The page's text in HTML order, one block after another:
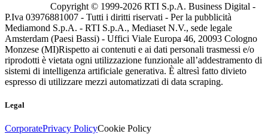
Copyright © 1999-2026 RTI S.p.A. Business Digital -
P.Iva 03976881007 - Tutti i diritti riservati - Per la pubblicità
Mediamond S.p.A. - RTI S.p.A., Mediaset N.V., sede legale
Amsterdam (Paesi Bassi) - Uffici Viale Europa 46, 20093 Cologno
Monzese (MI)Rispetto ai contenuti e ai dati personali trasmessi e/o
riprodotti è vietata ogni utilizzazione funzionale all’addestramento di
sistemi di intelligenza artificiale generativa. È altresì fatto divieto
espresso di utilizzare mezzi automatizzati di data scraping.
Legal
CorporatePrivacy PolicyCookie Policy